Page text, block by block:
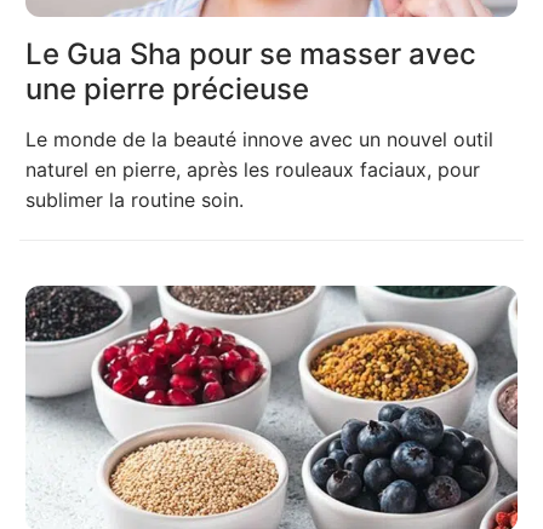
Le Gua Sha pour se masser avec
une pierre précieuse
Le monde de la beauté innove avec un nouvel outil
naturel en pierre, après les rouleaux faciaux, pour
sublimer la routine soin.